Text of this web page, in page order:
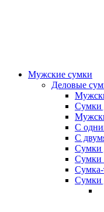
Мужские сумки
Деловые
Сумки
С
С
Сумки
Сумки
Сумки